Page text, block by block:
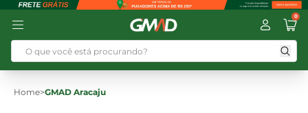
0
Home>GMAD Aracaju